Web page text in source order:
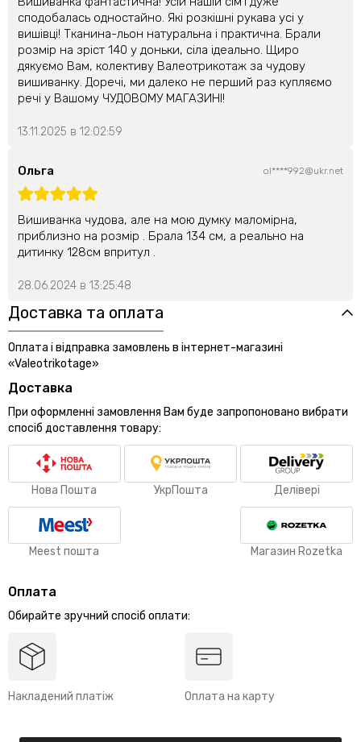
сподобалась одностайно. Які розкішні рукава усі у
вишівці! Тканина-льон натуральна і практична. Брали
розмір на зріст 140 у доньки, сіла ідеально. Щиро
дякуємо Вам, колективу Валеотрикотаж за чудову
вишиванку. Доречі, ми далеко не перший раз купляємо
речі у Вашому ЧУДОВОМУ МАГАЗИНІ!
13.11.2025 в 12:02:59
Ольга ol****992@ukr.net
Вишиванка чудова, але на мою думку маломірна,
приблизно на розмір . Брала 134 см, а реально на
дитинку 128см впритул .
28.06.2024 в 13:25:48
Доставка та оплата
Оплата і відправка замовлень в інтернет-магазині
«Valeotrikotage»
Доставка
При оформленні замовлення Вам буде запропоновано вибрати
спосіб доставлення товару:
Нова Пошта УкрПошта Делівері
Meest пошта Магазин Rozetka
Оплата
Обирайте зручний спосіб оплати:
Накладений платіж Оплата на карту